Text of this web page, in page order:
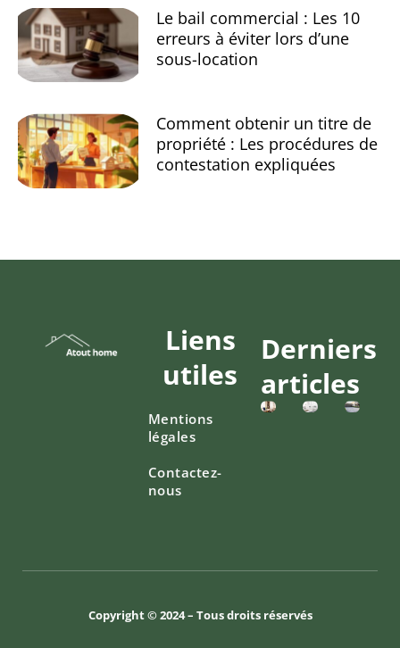
Le bail commercial : Les 10
erreurs à éviter lors d’une
sous-location
Comment obtenir un titre de
propriété : Les procédures de
contestation expliquées
Liens
utiles
Mentions
légales
Contactez-
nous
Derniers
articles
Copyright © 2024 – Tous droits réservés